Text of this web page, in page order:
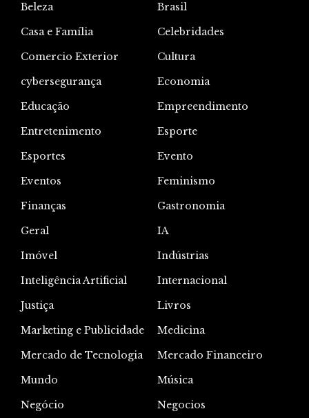
Beleza
Brasil
Casa e Família
Celebridades
Comercio Exterior
Cultura
cybersegurança
Economia
Educação
Empreendimento
Entretenimento
Esporte
Esportes
Evento
Eventos
Feminismo
Finanças
Gastronomia
Geral
IA
Imóvel
Indústrias
Inteligência Artificial
Internacional
Justiça
Livros
Marketing e Publicidade
Medicina
Mercado de Tecnologia
Mercado Financeiro
Mundo
Música
Negócio
Negocios